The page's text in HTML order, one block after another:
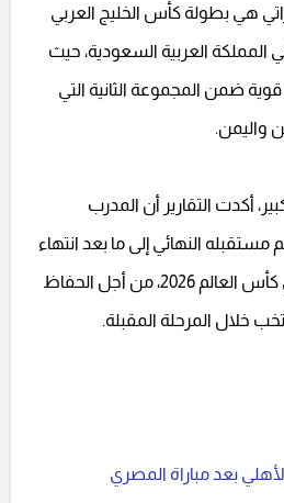
هي بطولة كأس الخليج العربي
في المملكة العربية السعودية، حيث
ضمن المجموعة الثانية التي
واليمن.
أكدت التقارير أن المدرب
النهائي إلى ما بعد انتهاء
مشاركة منتخب كرواتيا في كأس العالم 2026، من أجل الحفاظ
خلال المرحلة المقبلة.
بعد مباراة المصري